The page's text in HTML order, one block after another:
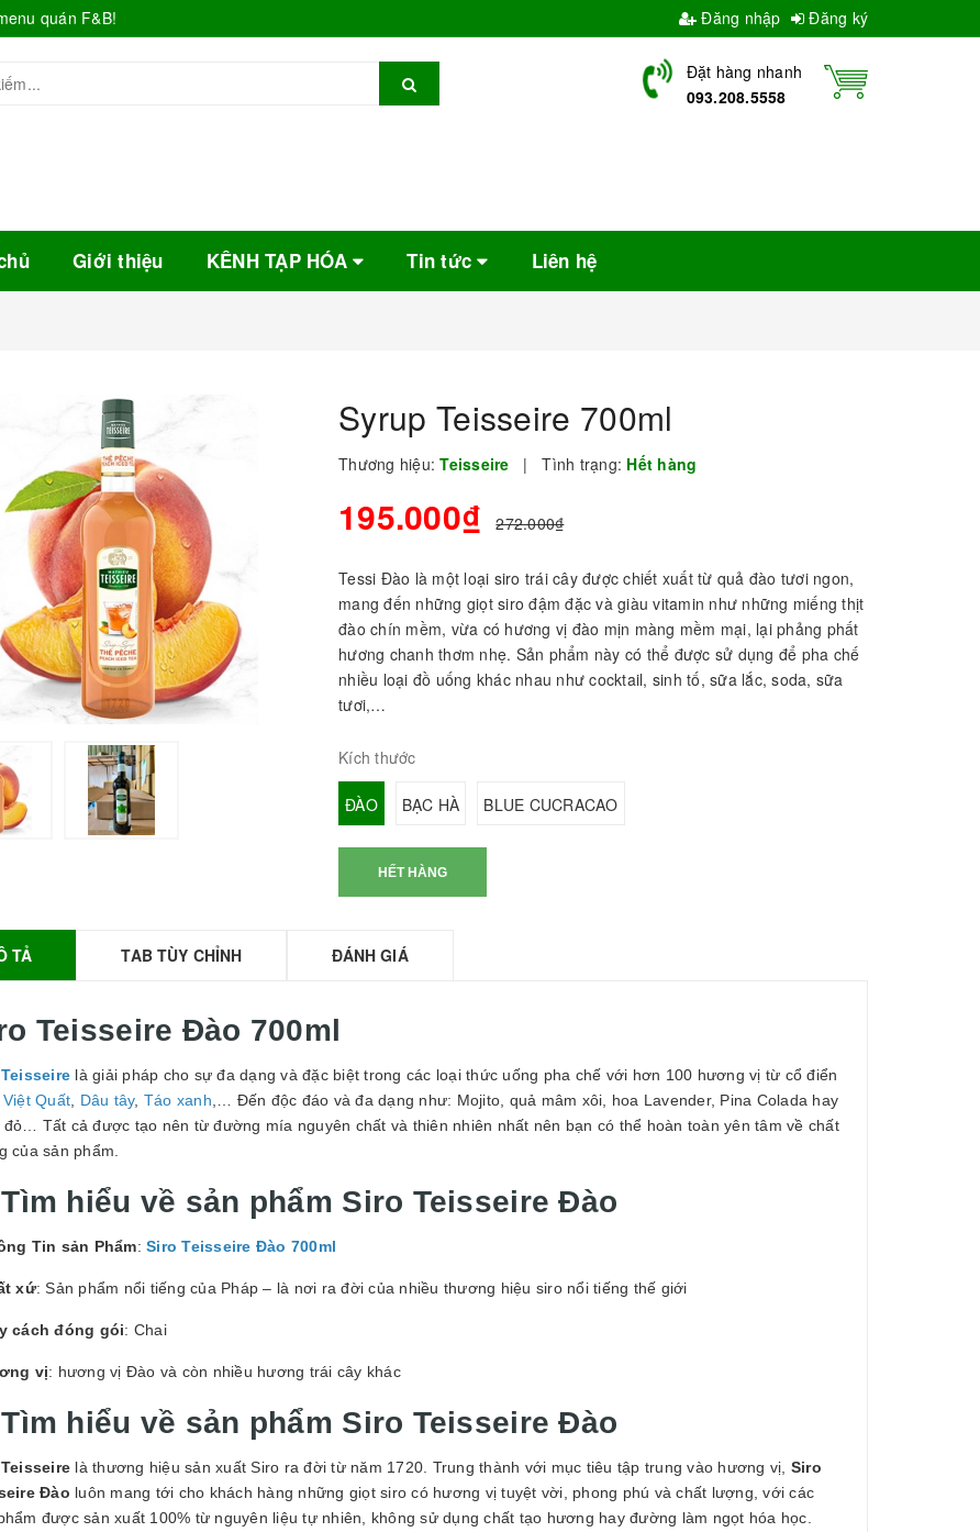
quán F&B! Đăng nhập Đăng ký
Đặt hàng nhanh
093.208.5558
Giới thiệu KÊNH TẠP HÓA Tin tức Liên hệ
Syrup Teisseire 700ml
Thương hiệu: Teisseire | Tình trạng: Hết hàng
195.000₫ 272.000₫
Tessi Đào là một loại siro trái cây được chiết xuất từ quả đào tươi ngon,
mang đến những giọt siro đậm đặc và giàu vitamin như những miếng thịt
đào chín mềm, vừa có hương vị đào mịn màng mềm mại, lại phảng phất
hương chanh thơm nhẹ. Sản phẩm này có thể được sử dụng để pha chế
nhiều loại đồ uống khác nhau như cocktail, sinh tố, sữa lắc, soda, sữa
tươi,…
Kích thước
ĐÀO BẠC HÀ BLUE CUCRACAO
HẾT HÀNG
TẢ TAB TÙY CHỈNH ĐÁNH GIÁ
Teisseire Đào 700ml
là giải pháp cho sự đa dạng và đặc biệt trong các loại thức uống pha chế với hơn 100 hương vị từ cổ điển
Việt Quất Dâu tây, Táo xanh ,… Đến độc đáo và đa dạng như: Mojito, quả mâm xôi, hoa Lavender, Pina Colada hay
đỏ… Tất cả được tạo nên từ đường mía nguyên chất và thiên nhiên nhất nên bạn có thể hoàn toàn yên tâm về chất
của sản phẩm.
hiểu về sản phẩm Siro Teisseire Đào
Tin sản Phẩm: Siro Teisseire Đào 700ml
xứ: Sản phẩm nổi tiếng của Pháp – là nơi ra đời của nhiều thương hiệu siro nổi tiếng thế giới
cách đóng gói: Chai
vị: hương vị Đào và còn nhiều hương trái cây khác
hiểu về sản phẩm Siro Teisseire Đào
là thương hiệu sản xuất Siro ra đời từ năm 1720. Trung thành với mục tiêu tập trung vào hương vị, Siro
Đào luôn mang tới cho khách hàng những giọt siro có hương vị tuyệt vời, phong phú và chất lượng, với các
được sản xuất 100% từ nguyên liệu tự nhiên, không sử dụng chất tạo hương hay đường làm ngọt hóa học.
SỮA TOBEE
VỊ - 300g -
FOOD | Bột
TRÀ ĐẶC